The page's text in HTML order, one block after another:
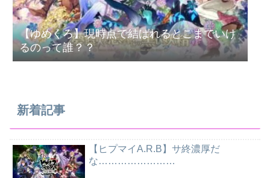
【ゆめくろ】現時点で結ばれるとこまでいけ
るのって誰？？
新着記事
【ヒプマイA.R.B】サ終濃厚だ
な……………………